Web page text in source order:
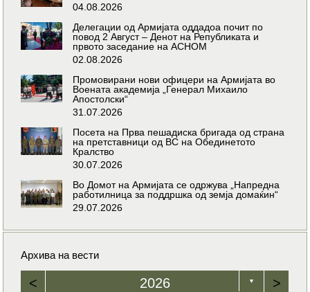
04.08.2026
Делегации од Армијата оддадоа почит по
повод 2 Август – Денот на Републиката и
првото заседание на АСНОМ
02.08.2026
Промовирани нови офицери на Армијата во
Воената академија „Генерал Михаило
Апостолски“
31.07.2026
Посета на Прва пешадиска бригада од страна
на претставници од ВС на Обединетото
Кралство
30.07.2026
Во Домот на Армијата се одржува „Напредна
работилница за поддршка од земја домаќин“
29.07.2026
Архива на вести
< 2026 ▼ >